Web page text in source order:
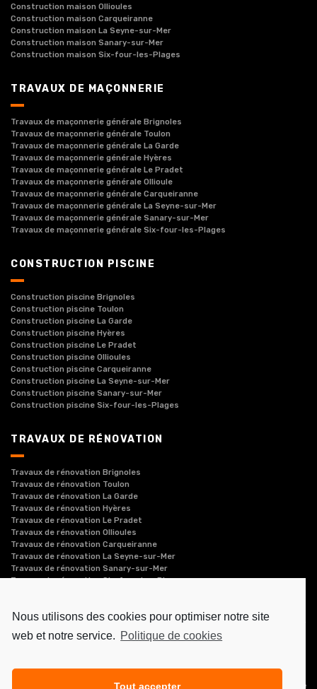
Construction maison Ollioules
Construction maison Carqueiranne
Construction maison La Seyne-sur-Mer
Construction maison Sanary-sur-Mer
Construction maison Six-four-les-Plages
TRAVAUX DE MAÇONNERIE
Travaux de maçonnerie générale Brignoles
Travaux de maçonnerie générale Toulon
Travaux de maçonnerie générale La Garde
Travaux de maçonnerie générale Hyères
Travaux de maçonnerie générale Le Pradet
Travaux de maçonnerie générale Ollioule
Travaux de maçonnerie générale Carqueiranne
Travaux de maçonnerie générale La Seyne-sur-Mer
Travaux de maçonnerie générale Sanary-sur-Mer
Travaux de maçonnerie générale Six-four-les-Plages
CONSTRUCTION PISCINE
Construction piscine Brignoles
Construction piscine Toulon
Construction piscine La Garde
Construction piscine Hyères
Construction piscine Le Pradet
Construction piscine Ollioules
Construction piscine Carqueiranne
Construction piscine La Seyne-sur-Mer
Construction piscine Sanary-sur-Mer
Construction piscine Six-four-les-Plages
TRAVAUX DE RÉNOVATION
Travaux de rénovation Brignoles
Travaux de rénovation Toulon
Travaux de rénovation La Garde
Travaux de rénovation Hyères
Travaux de rénovation Le Pradet
Travaux de rénovation Ollioules
Travaux de rénovation Carqueiranne
Travaux de rénovation La Seyne-sur-Mer
Travaux de rénovation Sanary-sur-Mer
Travaux de rénovation Six-four-les-Plages
Kalam Conseil-Societe.com-Hoodspot
SMGB, entreprise de maçonnerie générale et gros œuvre de
Nous utilisons des cookies pour optimiser notre site
web et notre service. Politique de cookies
Tout accepter